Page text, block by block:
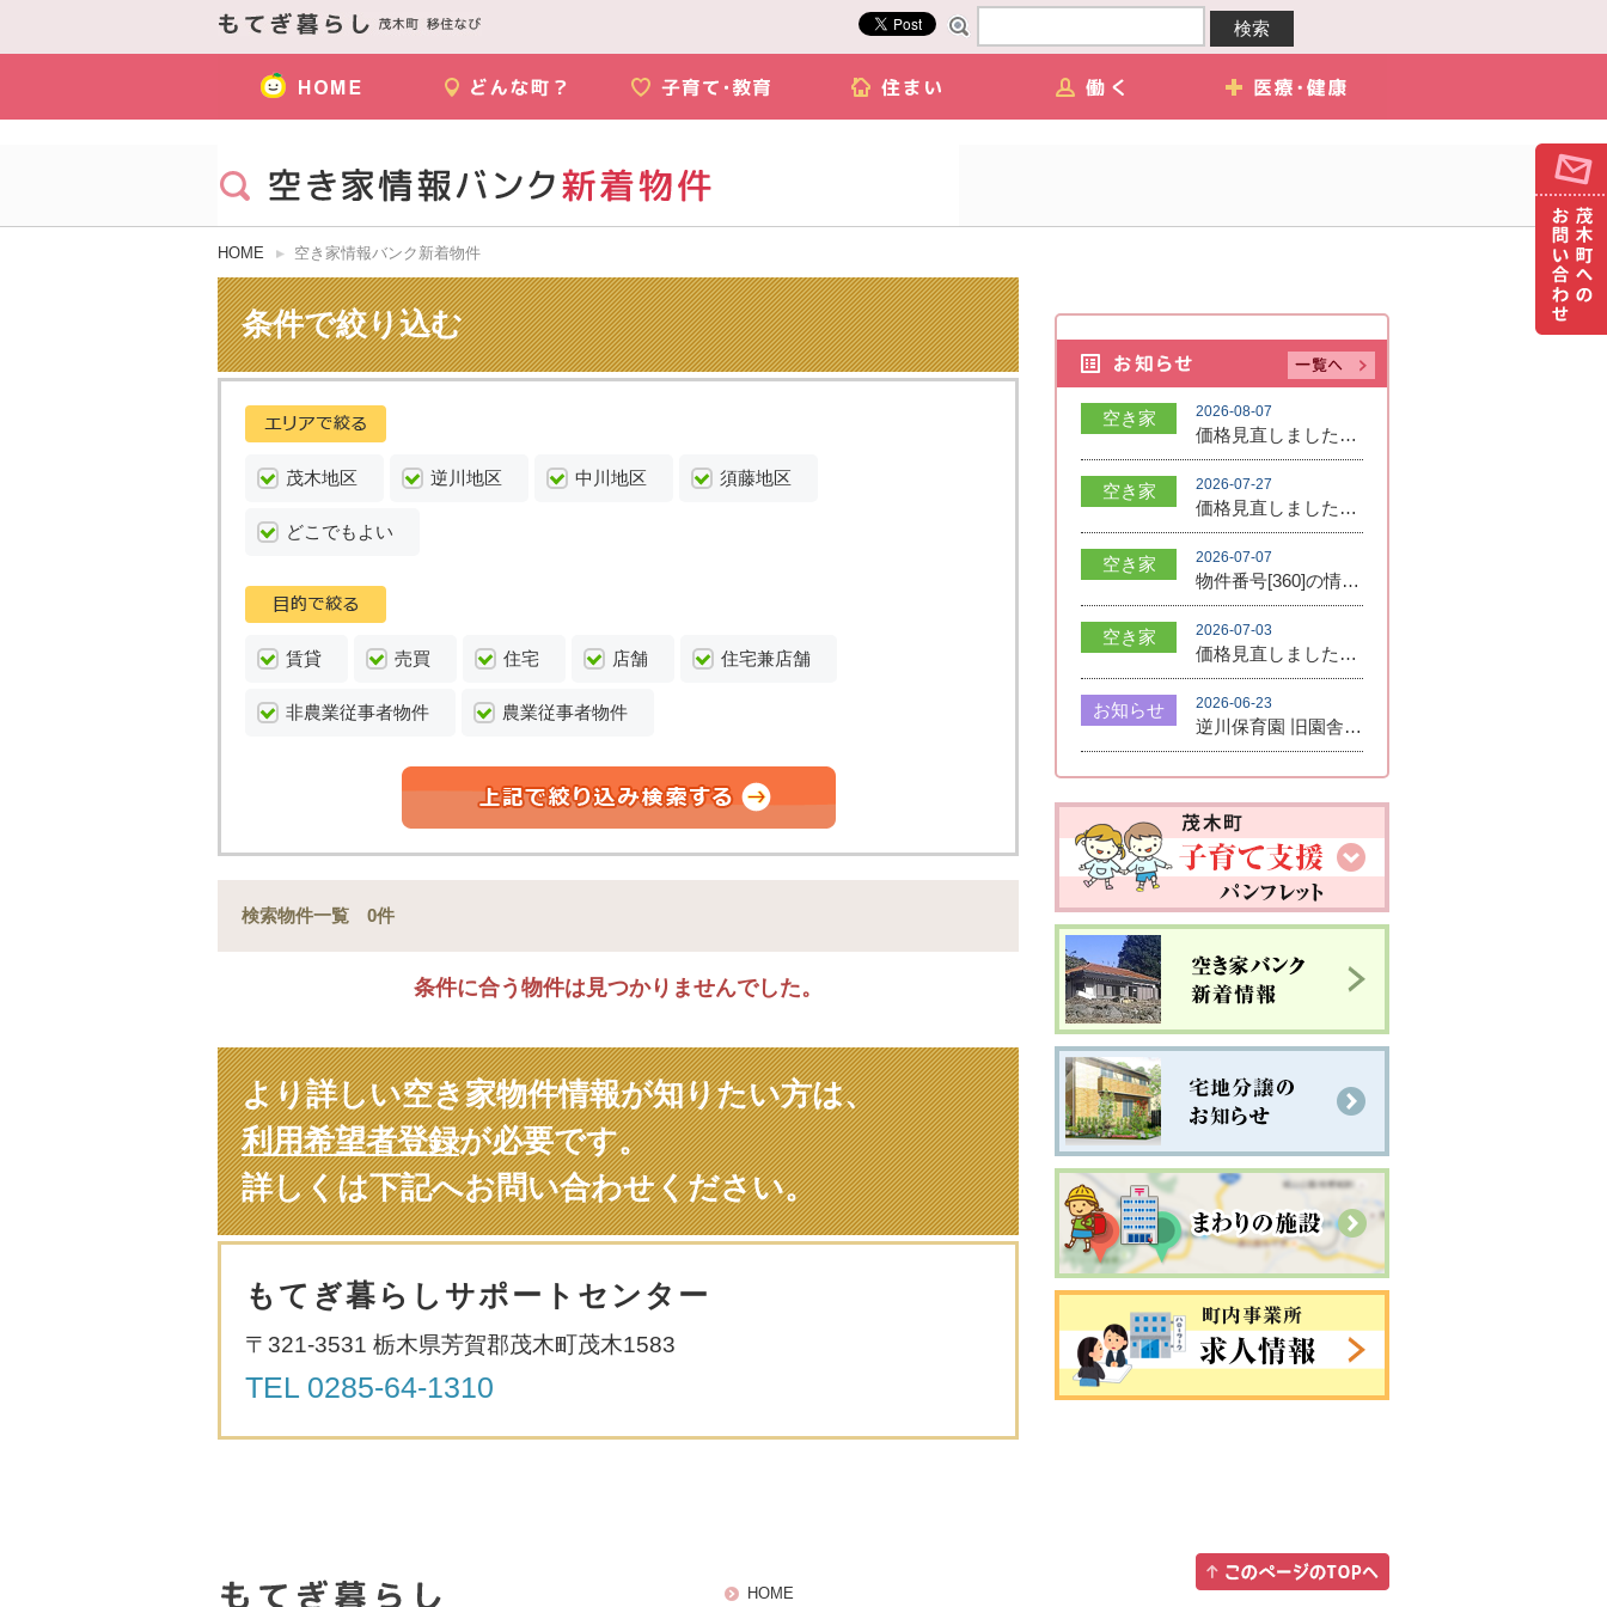
HOME 空き家情報バンク新着物件
条件で絞り込む
茂木地区 逆川地区 中川地区 須藤地区
どこでもよい
賃貸 売買 住宅 店舗 住宅兼店舗
非農業従事者物件 農業従事者物件
検索物件一覧 0件
条件に合う物件は見つかりませんでした。
より詳しい空き家物件情報が知りたい方は、
利用希望者登録が必要です。
詳しくは下記へお問い合わせください。
もてぎ暮らしサポートセンター
〒321-3531 栃木県芳賀郡茂木町茂木1583
TEL 0285-64-1310
空き家 2026-08-07
価格見直しました！ 賃貸価格5.0万円➡3.0万円 売買価格350万円➡250万円
空き家 2026-07-27
価格見直しました！350万円（応相談）→300万円（応相談）
空き家 2026-07-07
物件番号[360]の情報を登録しました。
空き家 2026-07-03
価格見直しました！950万円➡800万円
お知らせ 2026-06-23
逆川保育園 旧園舎 利活用公募について
HOME